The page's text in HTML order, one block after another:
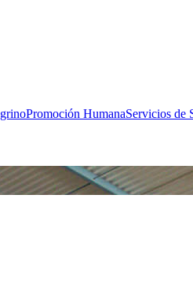
Promoción HumanaServicios de